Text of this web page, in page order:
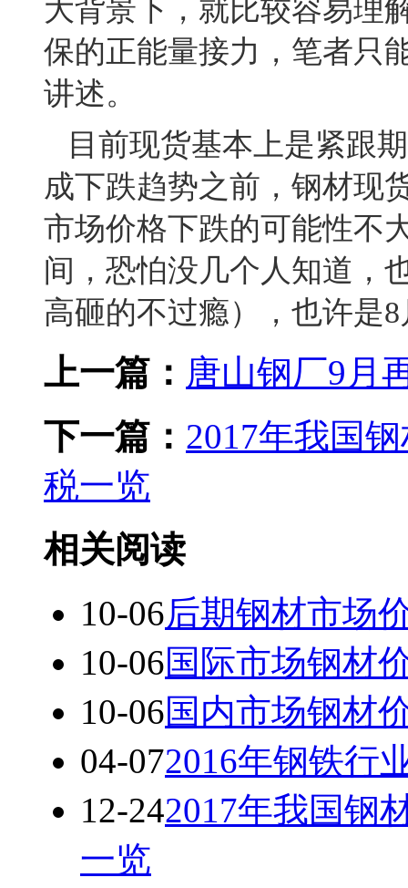
大背景下，就比较容易理
保的正能量接力，笔者只
讲述。
目前现货基本上是紧跟
成下跌趋势之前，钢材现
市场价格下跌的可能性不
间，恐怕没几个人知道，
高砸的不过瘾），也许是
上一篇： 唐山钢厂9月
下一篇： 2017年我国
税一览
相关阅读
10-06后期钢材市场
10-06国际市场钢材
10-06国内市场钢材
04-072016年钢铁行
12-242017年我国钢
一览